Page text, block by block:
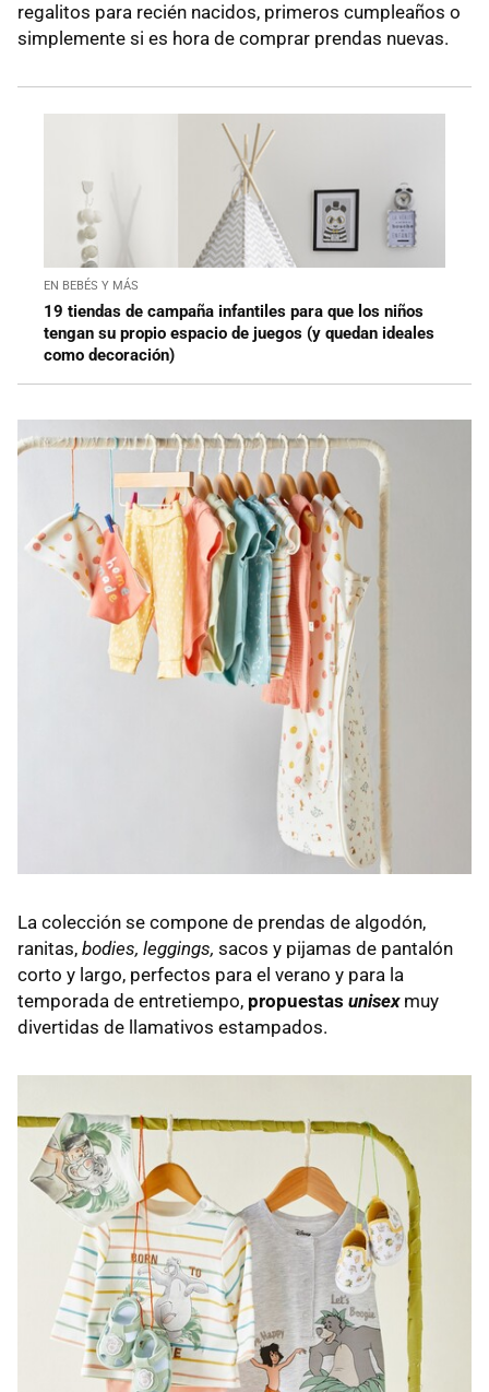
regalitos para recién nacidos, primeros cumpleaños o
simplemente si es hora de comprar prendas nuevas.
EN BEBÉS Y MÁS
19 tiendas de campaña infantiles para que los niños
tengan su propio espacio de juegos (y quedan ideales
como decoración)
La colección se compone de prendas de algodón,
ranitas, bodies, leggings, sacos y pijamas de pantalón
corto y largo, perfectos para el verano y para la
temporada de entretiempo, propuestas unisex muy
divertidas de llamativos estampados.